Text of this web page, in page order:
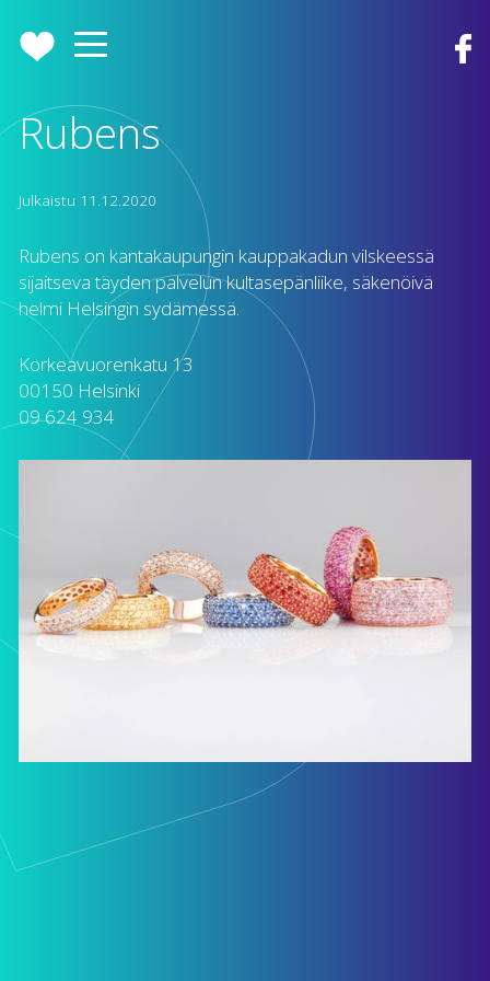
Rubens
Julkaistu 11.12.2020
Rubens on kantakaupungin kauppakadun vilskeessä
sijaitseva täyden palvelun kultasepänliike, säkenöivä
helmi Helsingin sydämessä.
Korkeavuorenkatu 13
00150 Helsinki
09 624 934